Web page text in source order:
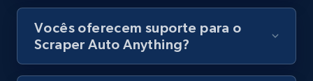
Vocês oferecem suporte para o
Scraper Auto Anything?